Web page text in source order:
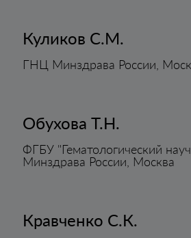
Куликов С.М.
ГНЦ Минздрава России,
Обухова Т.Н.
ФГБУ "Гематологический
Минздрава России, Москва
Кравченко С.К.